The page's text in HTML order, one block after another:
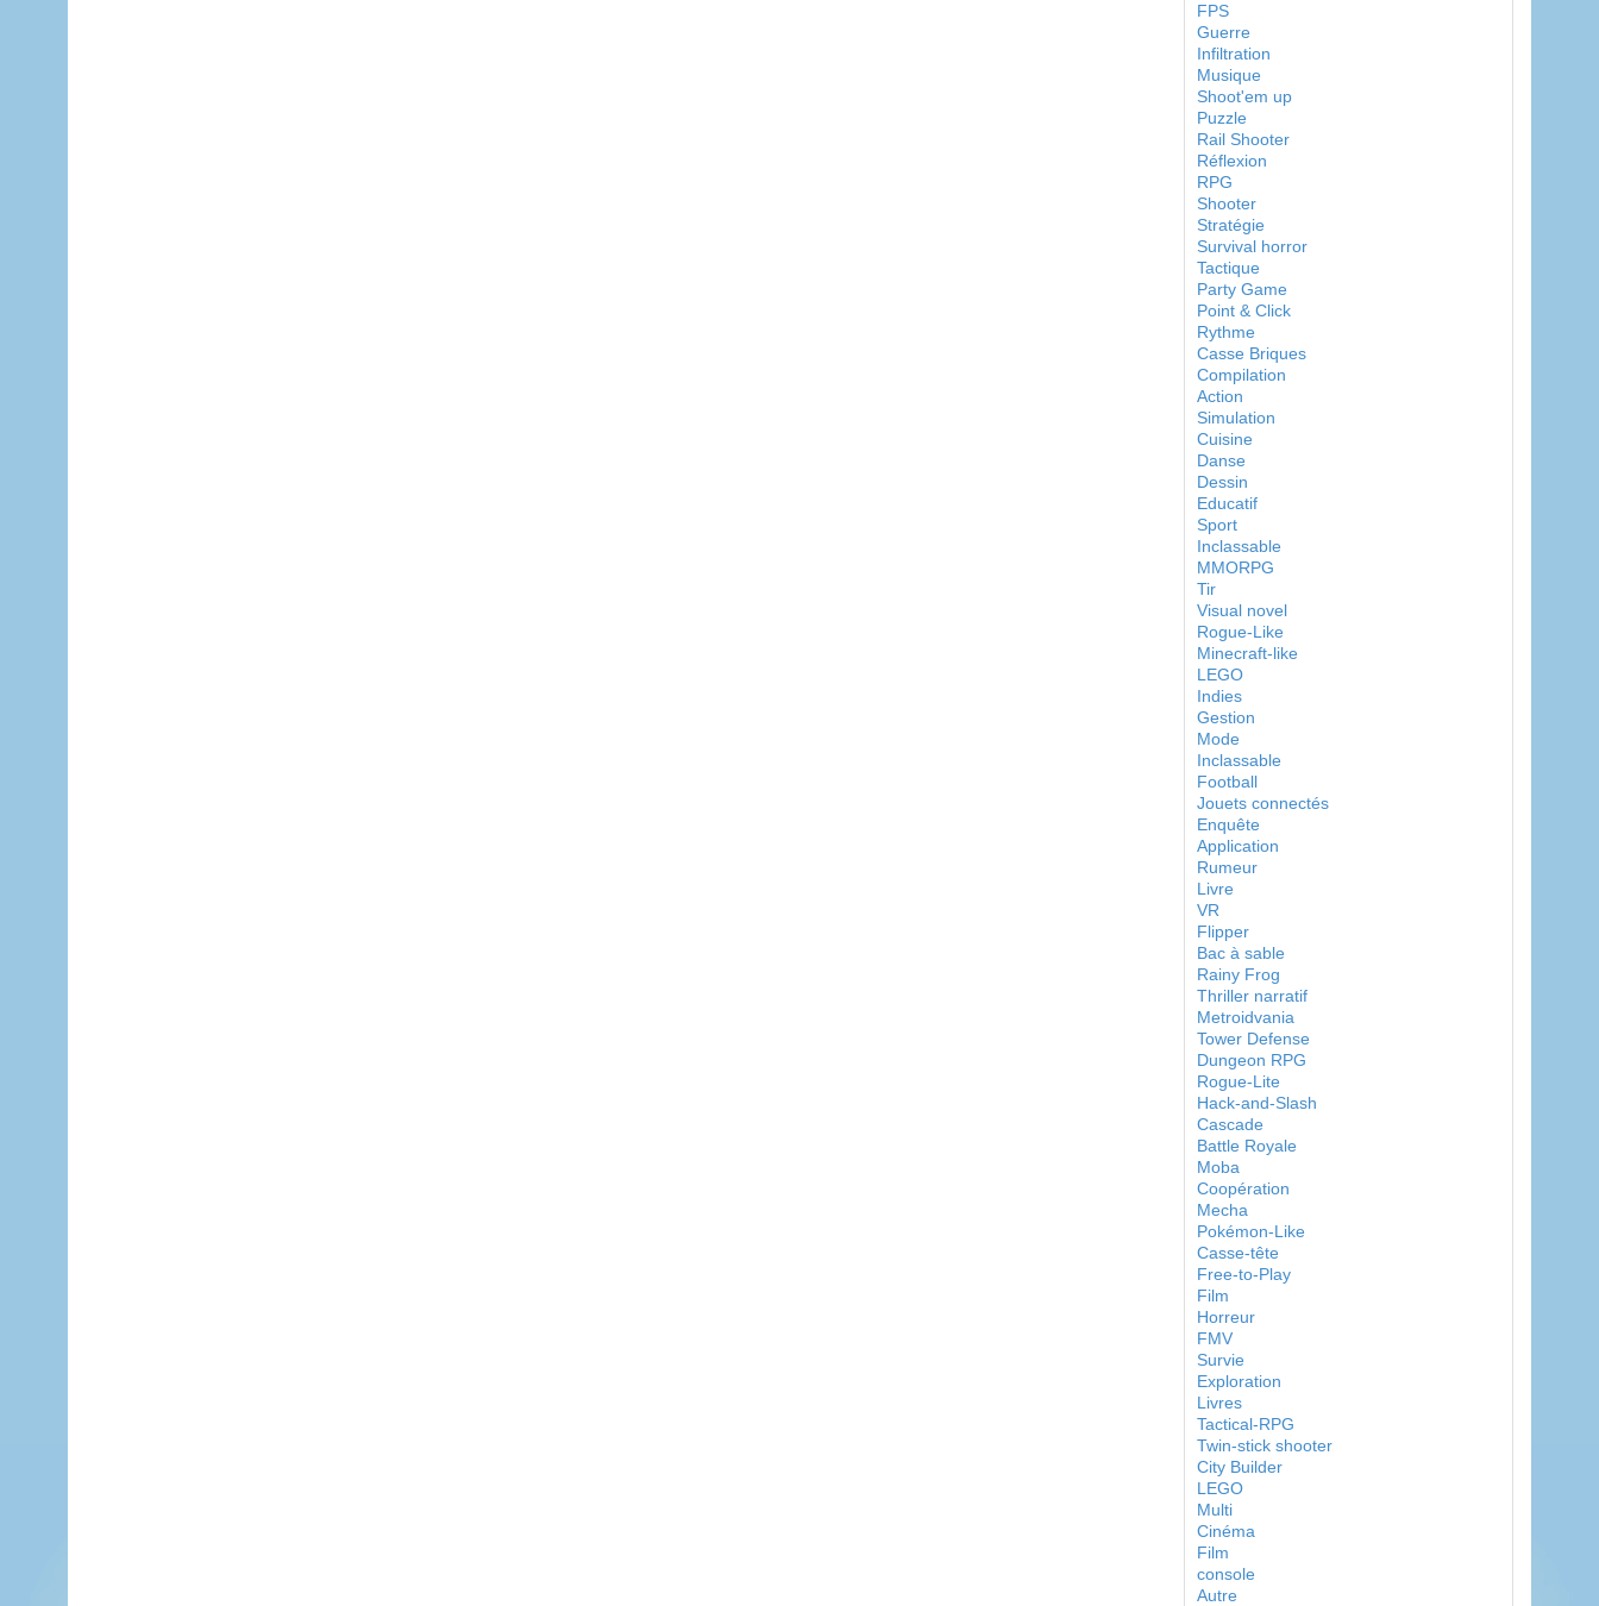
FPS
Guerre
Infiltration
Musique
Shoot'em up
Puzzle
Rail Shooter
Réflexion
RPG
Shooter
Stratégie
Survival horror
Tactique
Party Game
Point & Click
Rythme
Casse Briques
Compilation
Action
Simulation
Cuisine
Danse
Dessin
Educatif
Sport
Inclassable
MMORPG
Tir
Visual novel
Rogue-Like
Minecraft-like
LEGO
Indies
Gestion
Mode
Inclassable
Football
Jouets connectés
Enquête
Application
Rumeur
Livre
VR
Flipper
Bac à sable
Rainy Frog
Thriller narratif
Metroidvania
Tower Defense
Dungeon RPG
Rogue-Lite
Hack-and-Slash
Cascade
Battle Royale
Moba
Coopération
Mecha
Pokémon-Like
Casse-tête
Free-to-Play
Film
Horreur
FMV
Survie
Exploration
Livres
Tactical-RPG
Twin-stick shooter
City Builder
LEGO
Multi
Cinéma
Film
console
Autre